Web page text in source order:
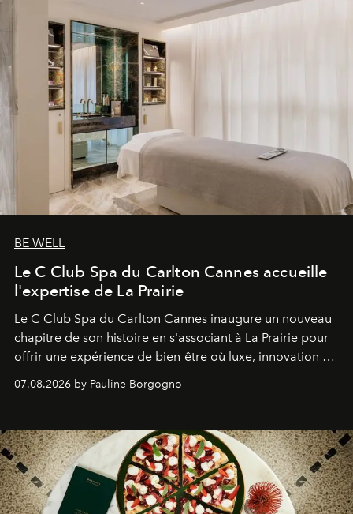
BE WELL
Le C Club Spa du Carlton Cannes accueille
l'expertise de La Prairie
Le C Club Spa du Carlton Cannes inaugure un nouveau
chapitre de son histoire en s'associant à La Prairie pour
offrir une expérience de bien-être où luxe, innovation et
expertise se rencontrent.
07.08.2026 by Pauline Borgogno